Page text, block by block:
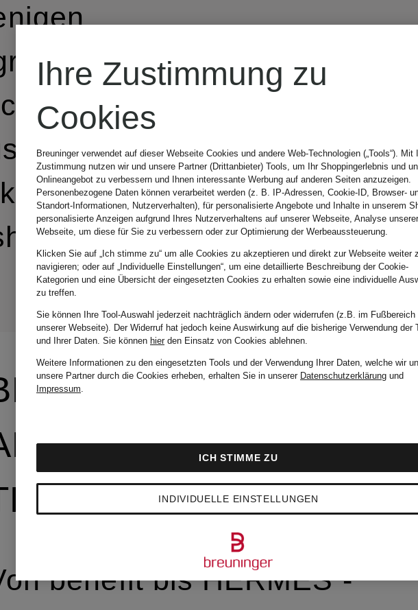
zum
LABELS FÜR
MAKE-UP-
benefit bis HERMÈS -
Ihre Zustimmung zu
Cookies
Breuninger verwendet auf dieser Webseite Cookies und andere Web-Technologien („Tools“). Mit
Zustimmung nutzen wir und unsere Partner (Drittanbieter) Tools, um Ihr Shoppingerlebnis und
Onlineangebot zu verbessern und Ihnen interessante Werbung auf anderen Seiten anzuzeigen.
Personenbezogene Daten können verarbeitet werden (z. B. IP-Adressen, Cookie-ID, Browser-
Standort-Informationen, Nutzerverhalten), für personalisierte Angebote und Inhalte in unserem
personalisierte Anzeigen aufgrund Ihres Nutzerverhaltens auf unserer Webseite, Analyse unserer
Webseite, um diese für Sie zu verbessern oder zur Optimierung der Werbeaussteuerung.
Klicken Sie auf „Ich stimme zu“ um alle Cookies zu akzeptieren und direkt zur Webseite weiter
navigieren; oder auf „Individuelle Einstellungen“, um eine detaillierte Beschreibung der Cookie-
Kategorien und eine Übersicht der eingesetzten Cookies zu erhalten sowie eine individuelle
zu treffen.
Sie können Ihre Tool-Auswahl jederzeit nachträglich ändern oder widerrufen (z.B. im Fußbereich
unserer Webseite). Der Widerruf hat jedoch keine Auswirkung auf die bisherige Verwendung der
und Ihrer Daten. Sie können hierden Einsatz von Cookies ablehnen.
Weitere Informationen zu den eingesetzten Tools und der Verwendung Ihrer Daten, welche wir
unsere Partner durch die Cookies erheben, erhalten Sie in unserer Datenschutzerklärung und
Impressum.
INDIVIDUELLE EINSTELLUNGEN
ICH STIMME ZU